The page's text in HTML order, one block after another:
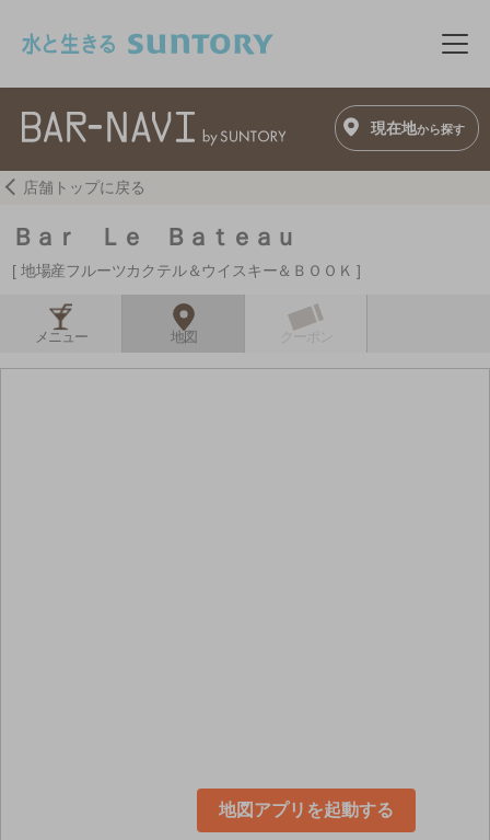
メ
現在地から探す
店舗トップに戻る
Ｂａｒ Ｌｅ Ｂａｔｅａｕ
地場産フルーツカクテル＆ウイスキー＆ＢＯＯＫ
メニュー 地図
地図アプリを起動する